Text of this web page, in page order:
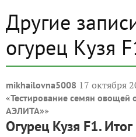
Другие
огурец Кузя
mikhailovna5008 17 октября
«Тестирование семян
АЭЛИТА»»
Огурец Кузя F1. Итог